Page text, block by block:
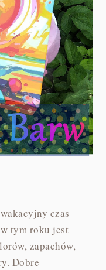
czas
tym roku jest
zapachów,
Dobre